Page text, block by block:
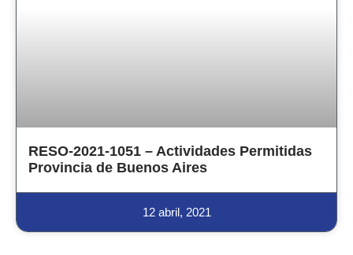
RESO-2021-1051 – Actividades Permitidas
Provincia de Buenos Aires
12 abril, 2021